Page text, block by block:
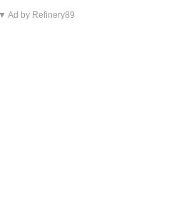
▼ Ad by Refinery89